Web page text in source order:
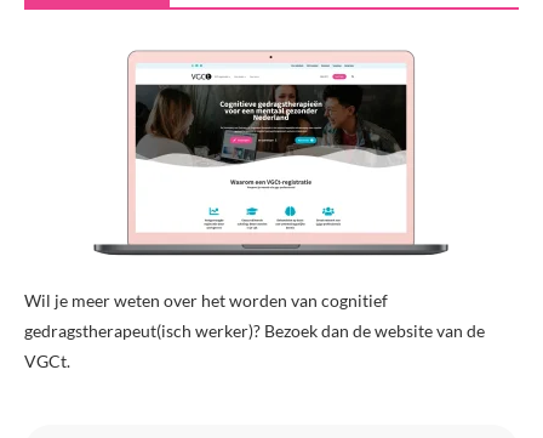
Wil je meer weten over het worden van cognitief
gedragstherapeut(isch werker)? Bezoek dan de website van de
VGCt.